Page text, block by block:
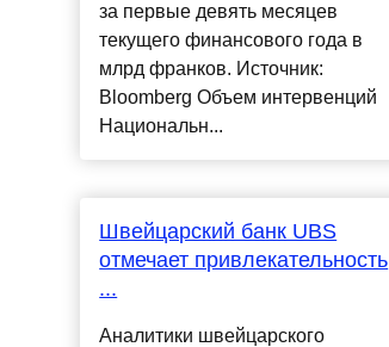
за первые девять месяцев
текущего финансового года в
млрд франков. Источник:
Bloomberg Объем интервенций
Национальн...
Швейцарский банк UBS
отмечает привлекательность
...
Аналитики швейцарского